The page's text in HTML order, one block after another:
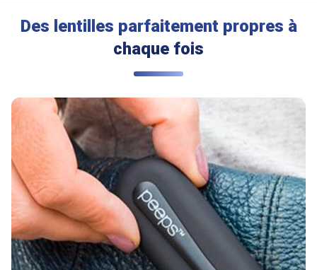
Des lentilles parfaitement propres à
chaque fois